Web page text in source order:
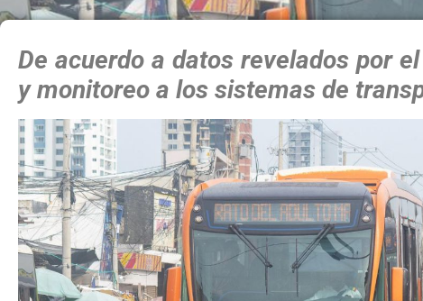
De acuerdo a datos revelados por
y monitoreo a los sistemas de